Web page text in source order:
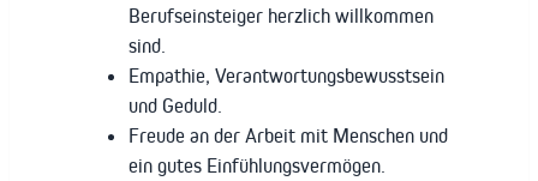
Berufseinsteiger herzlich willkommen
sind.
Empathie, Verantwortungsbewusstsein
und Geduld.
Freude an der Arbeit mit Menschen und
ein gutes Einfühlungsvermögen.